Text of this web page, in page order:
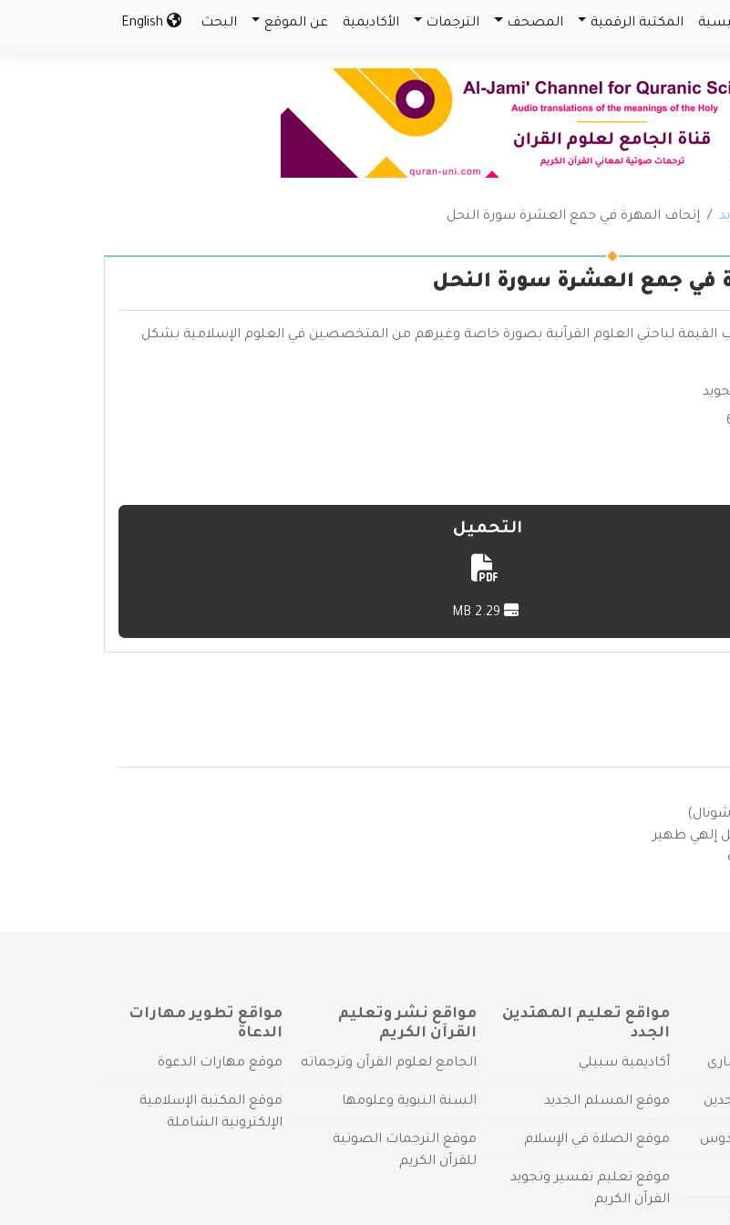
المكتبة الرقمية المصحف الترجمات الأكاديمية عن الموقع البحث
إتحاف المهرة في جمع العشرة سورة النحل
في جمع العشرة سورة النحل
القيمة لباحثي العلوم القرآنية بصورة خاصة وغيرهم من المتخصصين في العلوم الإسلامية بشكل
التحميل
إلهي ظهير
مواقع تعليم المهتدين
الجدد
أكاديمية سبيلي
موقع المسلم الجديد
موقع الصلاة في الإسلام
موقع تعليم تفسير وتجويد
القرآن الكريم
مواقع نشر وتعليم
القرآن الكريم
الجامع لعلوم القرآن وترجماته
السنة النبوية وعلومها
موقع الترجمات الصوتية
للقرآن الكريم
مواقع تطوير مهارات
الدعاة
موقع مهارات الدعوة
موقع المكتبة الإسلامية
الإلكترونية الشاملة